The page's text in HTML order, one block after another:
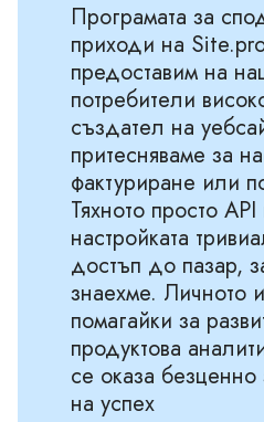
Програмата за
приходи на
предоставим на
потребители
създател на
притесняваме за
фактуриране или
Тяхното просто
настройката
достъп до пазар,
знаехме. Личното
помагайки за
продуктова
се оказа безценно
на успех